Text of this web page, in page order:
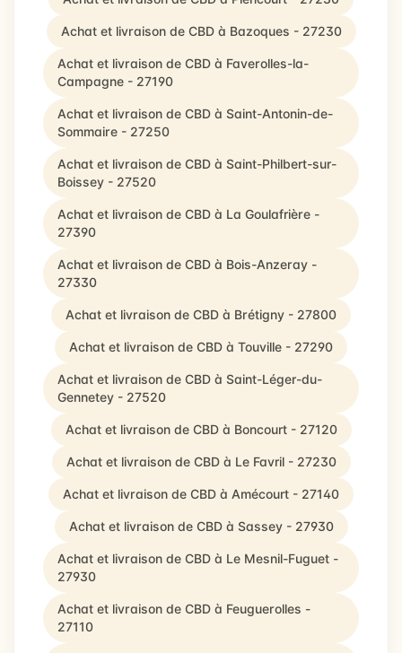
Achat et livraison de CBD à Bazoques - 27230
Achat et livraison de CBD à Faverolles-la-
Campagne - 27190
Achat et livraison de CBD à Saint-Antonin-de-
Sommaire - 27250
Achat et livraison de CBD à Saint-Philbert-sur-
Boissey - 27520
Achat et livraison de CBD à La Goulafrière -
27390
Achat et livraison de CBD à Bois-Anzeray -
27330
Achat et livraison de CBD à Brétigny - 27800
Achat et livraison de CBD à Touville - 27290
Achat et livraison de CBD à Saint-Léger-du-
Gennetey - 27520
Achat et livraison de CBD à Boncourt - 27120
Achat et livraison de CBD à Le Favril - 27230
Achat et livraison de CBD à Amécourt - 27140
Achat et livraison de CBD à Sassey - 27930
Achat et livraison de CBD à Le Mesnil-Fuguet -
27930
Achat et livraison de CBD à Feuguerolles -
27110